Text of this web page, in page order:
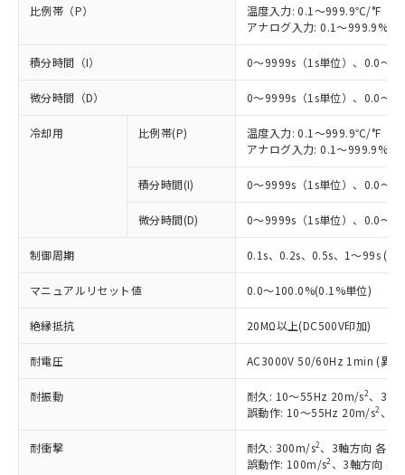
比例帯（P）
温度入力: 0.1～999.9℃/°F（
アナログ入力: 0.1～999.9%FS
積分時間（I） 0～9999s（1s単位）、0.0～
微分時間（D） 0～9999s（1s単位）、0.0～
冷却用 比例帯(P)
温度入力: 0.1～999.9℃/°F（
アナログ入力: 0.1～999.9%FS
積分時間(I) 0～9999s（1s単位）、0.0～
微分時間(D) 0～9999s（1s単位）、0.0～
制御周期 0.1s、0.2s、0.5s、1～99s (1s
マニュアルリセット値 0.0～100.0%(0.1%単位)
絶縁抵抗 20MΩ以上(DC500V印加)
耐電圧 AC3000V 50/60Hz 1min (異極
耐振動 耐久: 10～55Hz 20m/s2、3軸
誤動作: 10～55Hz 20m/s2 、3
耐衝撃 耐久: 300m/s2、3軸方向 各3回
誤動作: 100m/s2 、3軸方向 各